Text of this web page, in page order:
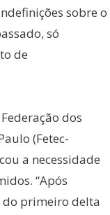
sobre o
só
de
dos
(Fetec-
a necessidade
“Após
do primeiro delta